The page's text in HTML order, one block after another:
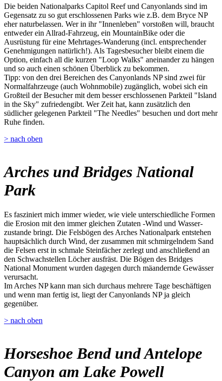
Die beiden Nationalparks Capitol Reef und Canyonlands sind im
Gegensatz zu so gut erschlossenen Parks wie z.B. dem Bryce NP
eher naturbelassen. Wer in ihr "Innenleben" vorstoßen will, braucht
entweder ein Allrad-Fahrzeug, ein MountainBike oder die
Ausrüstung für eine Mehrtages-Wanderung (incl. entsprechender
Genehmigungen natürlich!). Als Tagesbesucher bleibt einem die
Option, einfach all die kurzen "Loop Walks" aneinander zu hängen
und so auch einen schönen Überblick zu bekommen.
Tipp: von den drei Bereichen des Canyonlands NP sind zwei für
Normalfahrzeuge (auch Wohnmobile) zugänglich, wobei sich ein
Großteil der Besucher mit dem besser erschlossenen Parkteil "Island
in the Sky" zufriedengibt. Wer Zeit hat, kann zusätzlich den
südlicher gelegenen Parkteil "The Needles" besuchen und dort mehr
Ruhe finden.
> nach oben
Arches und Bridges National
Park
Es fasziniert mich immer wieder, wie viele unterschiedliche Formen
die Erosion mit den immer gleichen Zutaten -Wind und Wasser-
zustande bringt. Die Felsbögen des Arches Nationalpark entstehen
hauptsächlich durch Wind, der zusammen mit schmirgelndem Sand
die Felsen erst in schmale Steinfächer zerlegt und anschließend an
den Schwachstellen Löcher ausfräst. Die Bögen des Bridges
National Monument wurden dagegen durch mäandernde Gewässer
verursacht.
Im Arches NP kann man sich durchaus mehrere Tage beschäftigen
und wenn man fertig ist, liegt der Canyonlands NP ja gleich
gegenüber.
> nach oben
Horseshoe Bend und Antelope
Canyon am Lake Powell